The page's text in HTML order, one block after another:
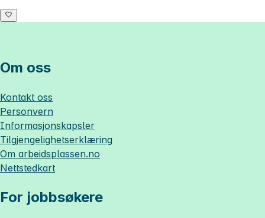
Om oss
Kontakt oss
Personvern
Informasjonskapsler
Tilgjengelighetserklæring
Om arbeidsplassen.no
Nettstedkart
For jobbsøkere